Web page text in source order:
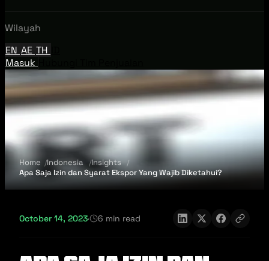
Wilayah
EN AE TH
Masuk
Home Indonesia
Insights
Apa Saja Izin dan Syarat Ekspor Yang Wajib Diketahui?
October 14, 2023· 6 min read